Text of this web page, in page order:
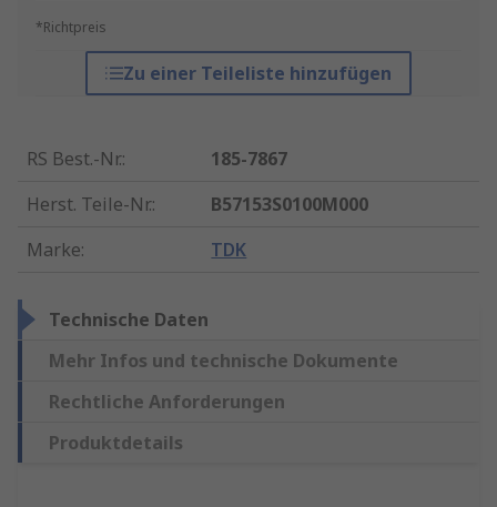
*Richtpreis
Zu einer Teileliste hinzufügen
RS Best.-Nr.:
185-7867
Herst. Teile-Nr.:
B57153S0100M000
Marke: TDK
Technische Daten
Mehr Infos und technische Dokumente
Rechtliche Anforderungen
Produktdetails